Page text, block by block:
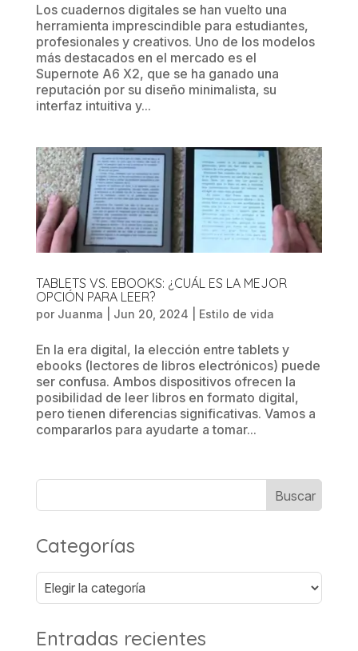
Los cuadernos digitales se han vuelto una
herramienta imprescindible para estudiantes,
profesionales y creativos. Uno de los modelos
más destacados en el mercado es el
Supernote A6 X2, que se ha ganado una
reputación por su diseño minimalista, su
interfaz intuitiva y...
TABLETS VS. EBOOKS: ¿CUÁL ES LA MEJOR
OPCIÓN PARA LEER?
por Juanma Jun 20, 2024 Estilo de vida
En la era digital, la elección entre tablets y
ebooks (lectores de libros electrónicos) puede
ser confusa. Ambos dispositivos ofrecen la
posibilidad de leer libros en formato digital,
pero tienen diferencias significativas. Vamos a
compararlos para ayudarte a tomar...
Categorías
Categorías
Entradas recientes